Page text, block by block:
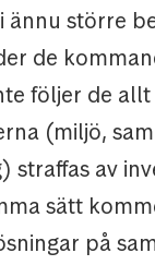
ännu större
de
följer de
(miljö,
straffas av
sätt
på